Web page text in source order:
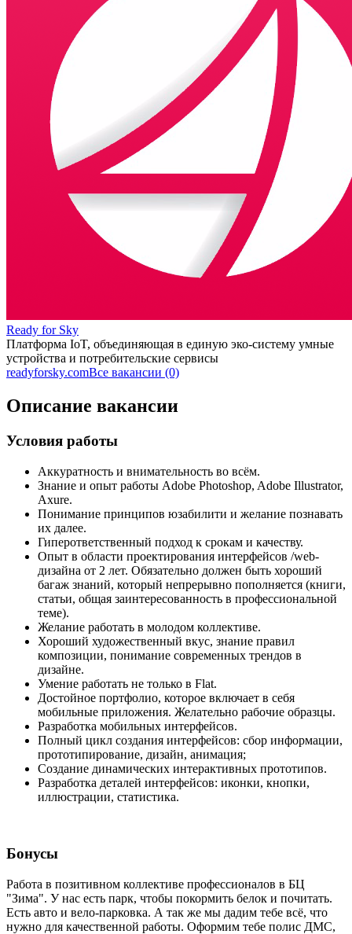
Ready for Sky
Платформа IoT, объединяющая в единую эко-систему умные
устройства и потребительские сервисы
readyforsky.comВсе вакансии (0)
Описание вакансии
Условия работы
Аккуратность и внимательность во всём.
Знание и опыт работы Adobe Photoshop, Adobe Illustrator,
Axure.
Понимание принципов юзабилити и желание познавать
их далее.
Гиперответственный подход к срокам и качеству.
Опыт в области проектирования интерфейсов /web-
дизайна от 2 лет. Обязательно должен быть хороший
багаж знаний, который непрерывно пополняется (книги,
статьи, общая заинтересованность в профессиональной
теме).
Желание работать в молодом коллективе.
Хороший художественный вкус, знание правил
композиции, понимание современных трендов в
дизайне.
Умение работать не только в Flat.
Достойное портфолио, которое включает в себя
мобильные приложения. Желательно рабочие образцы.
Разработка мобильных интерфейсов.
Полный цикл создания интерфейсов: сбор информации,
прототипирование, дизайн, анимация;
Создание динамических интерактивных прототипов.
Разработка деталей интерфейсов: иконки, кнопки,
иллюстрации, статистика.
Бонусы
Работа в позитивном коллективе профессионалов в БЦ
"Зима". У нас есть парк, чтобы покормить белок и почитать.
Есть авто и вело-парковка. А так же мы дадим тебе всё, что
нужно для качественной работы. Оформим тебе полис ДМС,